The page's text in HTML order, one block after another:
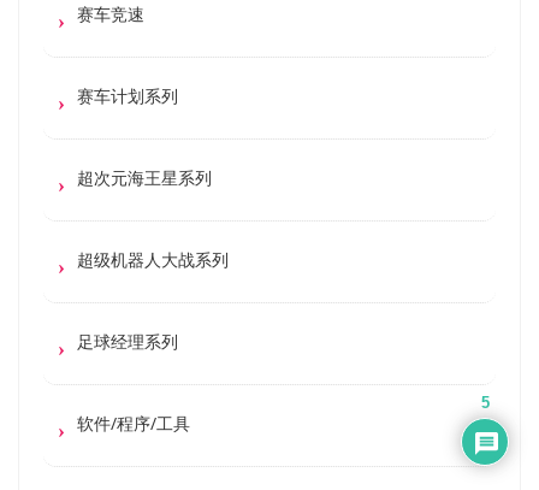
赛车竞速
赛车计划系列
超次元海王星系列
超级机器人大战系列
足球经理系列
软件/程序/工具
5